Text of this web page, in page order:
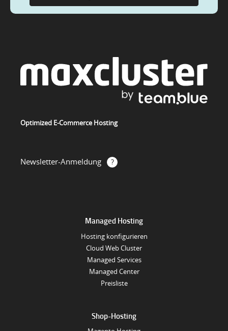
Optimized E-Commerce Hosting
Newsletter-Anmeldung
Managed Hosting
Hosting konfigurieren
Cloud Web Cluster
Managed Services
Managed Center
Preisliste
Shop-Hosting